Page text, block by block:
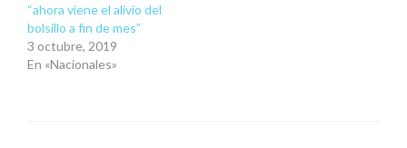
“ahora viene el alivio del
bolsillo a fin de mes”
3 octubre, 2019
En «Nacionales»